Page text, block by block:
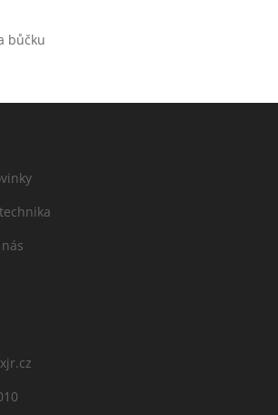
bůčku
technika